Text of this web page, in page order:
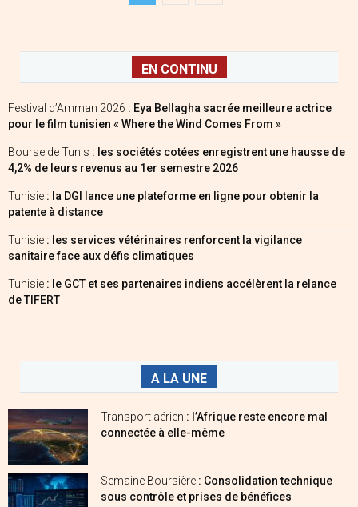
EN CONTINU
Festival d’Amman 2026 : Eya Bellagha sacrée meilleure actrice
pour le film tunisien « Where the Wind Comes From »
Bourse de Tunis : les sociétés cotées enregistrent une hausse de
4,2% de leurs revenus au 1er semestre 2026
Tunisie : la DGI lance une plateforme en ligne pour obtenir la
patente à distance
Tunisie : les services vétérinaires renforcent la vigilance
sanitaire face aux défis climatiques
Tunisie : le GCT et ses partenaires indiens accélèrent la relance
de TIFERT
A LA UNE
Transport aérien : l’Afrique reste encore mal
connectée à elle-même
Semaine Boursière : Consolidation technique
sous contrôle et prises de bénéfices